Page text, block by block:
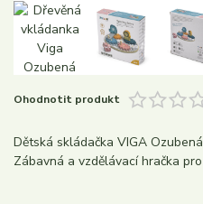
Ohodnotit produkt
Dětská skládačka VIGA
Zábavná a vzdělávací hračka